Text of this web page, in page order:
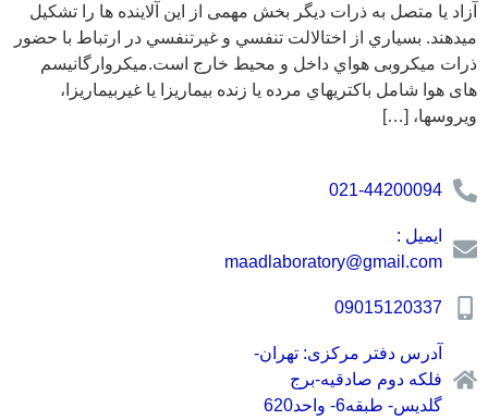
آزاد یا متصل به ذرات دیگر بخش مهمی از این آلاینده ها را تشکیل
میدهند. بسياري از اختالالت تنفسي و غيرتنفسي در ارتباط با حضور
ذرات میکروبی هواي داخل و محيط خارج است.میکروارگانیسم
های هوا شامل باکتريهاي مرده يا زنده بيماريزا يا غيربيماريزا،
ويروسها، […]
021-44200094
ایمیل :
maadlaboratory@gmail.com
09015120337
آدرس دفتر مرکزی: تهران-
فلکه دوم صادقیه-برج
گلدیس- طبقه6- واحد620